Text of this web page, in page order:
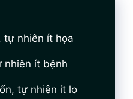
tự nhiên ít họa
nhiên ít bệnh
tự nhiên ít lo